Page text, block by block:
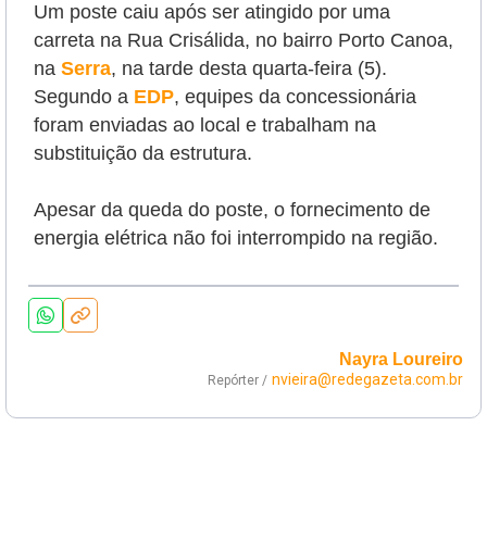
Um poste caiu após ser atingido por uma
carreta na Rua Crisálida, no bairro Porto Canoa,
na Serra, na tarde desta quarta-feira (5).
Segundo a EDP, equipes da concessionária
foram enviadas ao local e trabalham na
substituição da estrutura.
Apesar da queda do poste, o fornecimento de
energia elétrica não foi interrompido na região.
Nayra Loureiro
Repórter / nvieira@redegazeta.com.br